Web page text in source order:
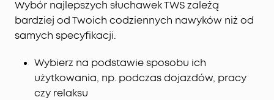
Wybór najlepszych słuchawek TWS zależą
bardziej od Twoich codziennych nawyków niż od
samych specyfikacji.
Wybierz na podstawie sposobu ich
użytkowania, np. podczas dojazdów, pracy
czy relaksu